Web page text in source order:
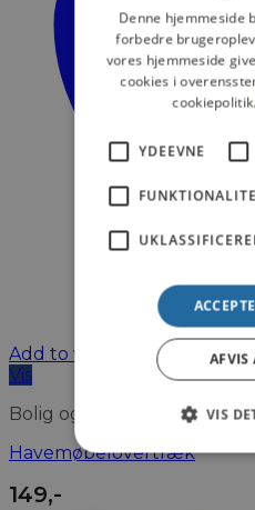
Add to wishlist
Vis
Bolig og Fritid
Havemøbelovertræk
149,-
Denne hjemmeside
forbedre
vores hjemmeside
cookies i
cookiepolitik.
YDEEVNE
AFVIS
VIS